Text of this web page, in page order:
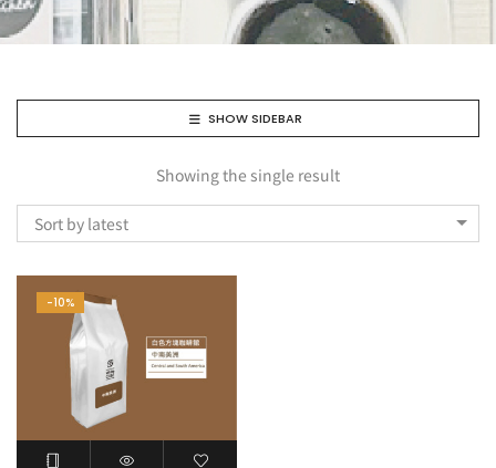
SHOW SIDEBAR
Showing the single result
Sort by latest
-10%